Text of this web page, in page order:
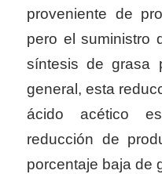
proveniente de
pero el suministro
síntesis de grasa
general, esta
ácido acético
reducción de
porcentaje baja de